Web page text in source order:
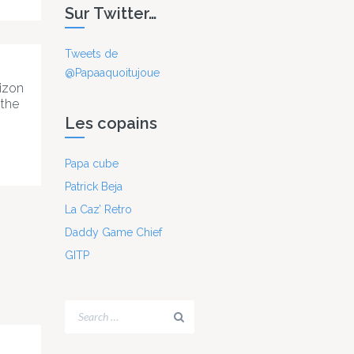
Sur Twitter…
Tweets de
@Papaaquoitujoue
Les copains
Papa cube
Patrick Beja
La Caz’ Retro
Daddy Game Chief
GITP